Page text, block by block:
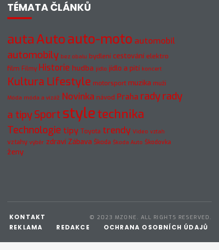
TÉMATA ČLÁNKŮ
autaAutoauto-moto automobil
automobily bez obalu bydlení cestování elektro
film Filmy Historie hudba jídlo jídlo a pití koncert
Kultura Lifestyle motorsport muzika muži
Móda móda a vizáž Novinka návod Praha radyrady
a tipySport styletechnika
Technologie tipy Toyota trendy Video vztah
vztahy výběr zdraví Zábava Škoda Škoda Auto Škodovka
ženy
© 2023 MZONE. ALL RIGHTS RESERVED.
KONTAKT
REKLAMA
REDAKCE OCHRANA OSOBNÍCH ÚDAJŮ